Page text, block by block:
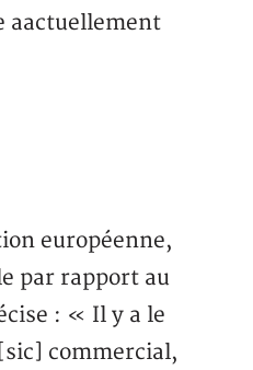
aactuellement
européenne,
par rapport au
: « Il y a le
commercial,